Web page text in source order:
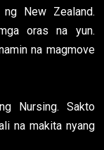
New Zealand.
oras na yun.
na magmove
Nursing. Sakto
na makita nyang